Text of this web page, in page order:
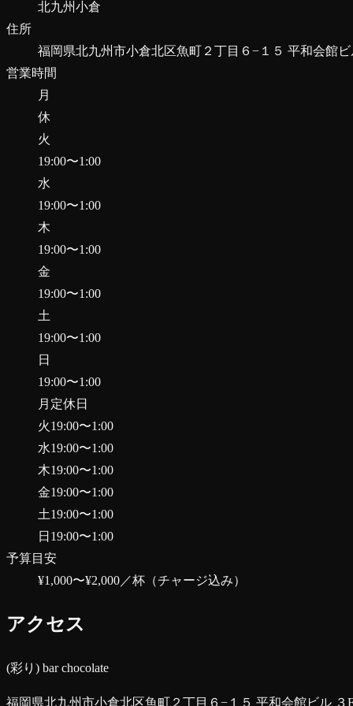
北九州小倉
住所
福岡県北九州市小倉北区魚町２丁目６−１５ 平和会館ビ
営業時間
月
休
火
19:00〜1:00
水
19:00〜1:00
木
19:00〜1:00
金
19:00〜1:00
土
19:00〜1:00
日
19:00〜1:00
月 定休日
火19:00〜1:00
水19:00〜1:00
木19:00〜1:00
金19:00〜1:00
土19:00〜1:00
日 19:00〜1:00
予算目安
¥1,000〜¥2,000 ／杯（チャージ込み）
アクセス
(彩り) bar chocolate
福岡県北九州市小倉北区魚町２丁目６−１５ 平和会館ビル ３